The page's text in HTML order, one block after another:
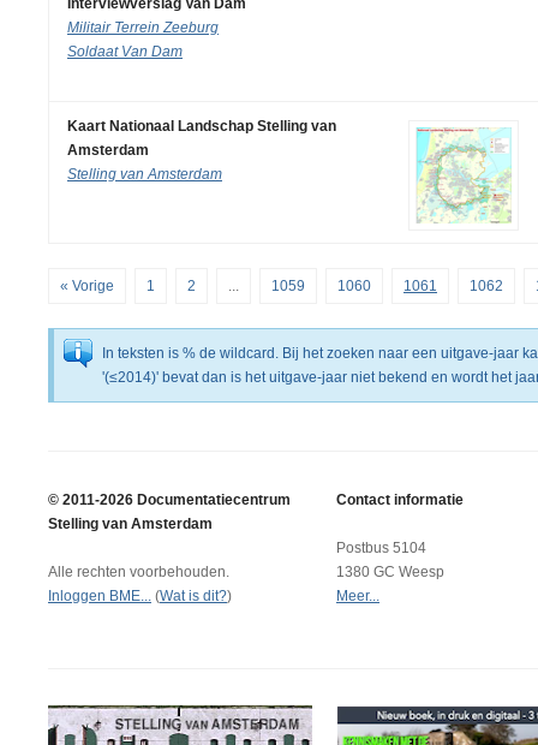
Interviewverslag Van Dam
Militair Terrein Zeeburg
Soldaat Van Dam
Kaart Nationaal Landschap Stelling van
Amsterdam
Stelling van Amsterdam
« Vorige 1 2 ... 1059 1060 1061 1062
In teksten is % de wildcard. Bij het zoeken naar een uitgave-jaar
'(≤2014)' bevat dan is het uitgave-jaar niet bekend en wordt het
© 2011-2026 Documentatiecentrum
Stelling van Amsterdam
Alle rechten voorbehouden.
Inloggen BME... (Wat is dit?)
Contact informatie
Postbus 5104
1380 GC Weesp
Meer...